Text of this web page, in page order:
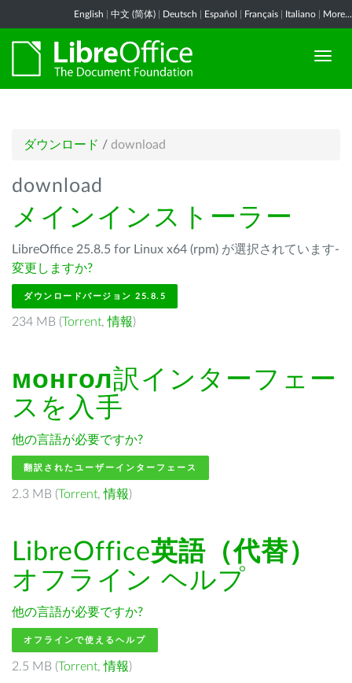
English 中文 (简体) Deutsch Español Français Italiano More...
ダウンロード / download
download
メインインストーラー
LibreOffice 25.8.5 for Linux x64 (rpm) が選択されています-
変更しますか?
ダウンロードバージョン 25.8.5
234 MB (Torrent,情報)
монгол訳インターフェー
スを入手
他の言語が必要ですか?
翻訳されたユーザーインターフェース
2.3 MB (Torrent,情報)
LibreOffice英語（代替）
オフライン ヘルプ
他の言語が必要ですか?
オフラインで使えるヘルプ
2.5 MB (Torrent,情報)